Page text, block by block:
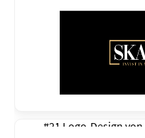
#21 Logo-Design von